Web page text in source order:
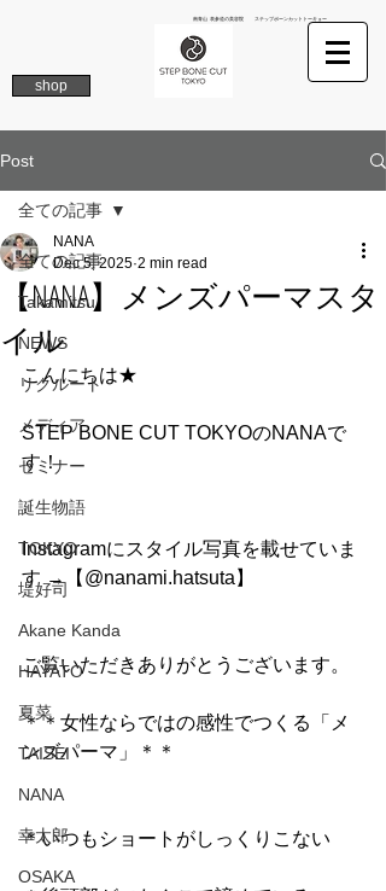
南青山 表参道の美容院 ステップボーンカットトーキョー
shop
Post
全ての記事
Takamitsu
NEWS
リクルート
メディア
セミナー
誕生物語
TOKYO
堤好司
Akane Kanda
HAYATO
夏菜
TAISEI
NANA
幸太郎
OSAKA
全ての記事
【NANA】メンズパーマスタ
イル
NANA
Dec 5, 2025 2 min read
こんにちは★
STEP BONE CUT TOKYOのNANAで
す！
Instagramにスタイル写真を載せていま
す →【@nanami.hatsuta】
ご覧いただきありがとうございます。
＊＊女性ならではの感性でつくる「メ
ンズパーマ」＊＊
＊いつもショートがしっくりこない